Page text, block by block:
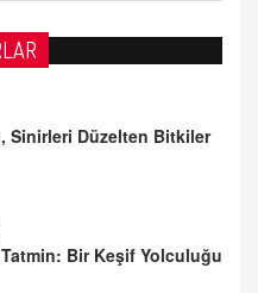
Bir Keşif Yolculuğu
| 21 Aralık